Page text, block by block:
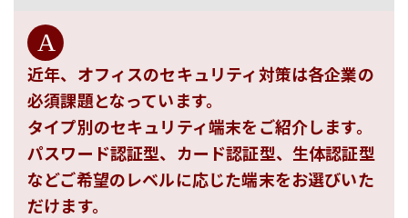
近年、オフィスのセキュリティ対策は各企業の
必須課題となっています。
タイプ別のセキュリティ端末をご紹介します。
パスワード認証型、カード認証型、生体認証型
などご希望のレベルに応じた端末をお選びいた
だけます。